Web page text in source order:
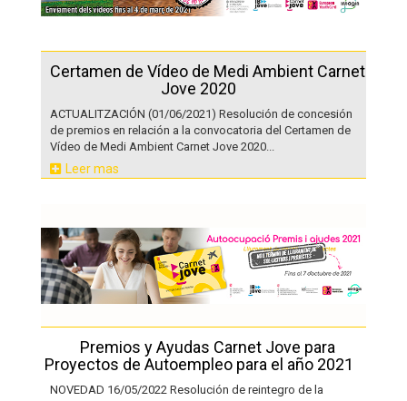
Certamen de Vídeo de Medi Ambient Carnet
Jove 2020
ACTUALITZACIÓN (01/06/2021) Resolución de concesión
de premios en relación a la convocatoria del Certamen de
Vídeo de Medi Ambient Carnet Jove 2020...
Leer mas
Premios y Ayudas Carnet Jove para
Proyectos de Autoempleo para el año 2021
NOVEDAD 16/05/2022 Resolución de reintegro de la